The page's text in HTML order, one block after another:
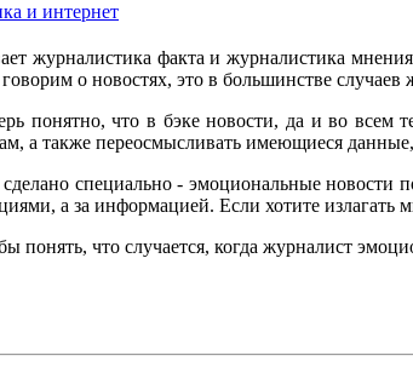
и интернет
журналистика факта и журналистика
о новостях, это в большинстве случаев
понятно, что в бэке новости, да и во всем
а также переосмысливать имеющиеся
специально - эмоциональные новости
а за информацией. Если хотите излагать
понять, что случается, когда журналист